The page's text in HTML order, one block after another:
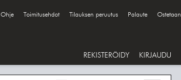
Ohje Toimitusehdot Tilauksen peruutus Palaute Ostetaan
REKISTERÖIDY KIRJAUDU